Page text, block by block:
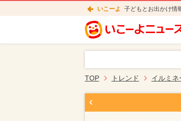
いこーよ 子どもとお出かけ情
TOP トレンド イルミネ